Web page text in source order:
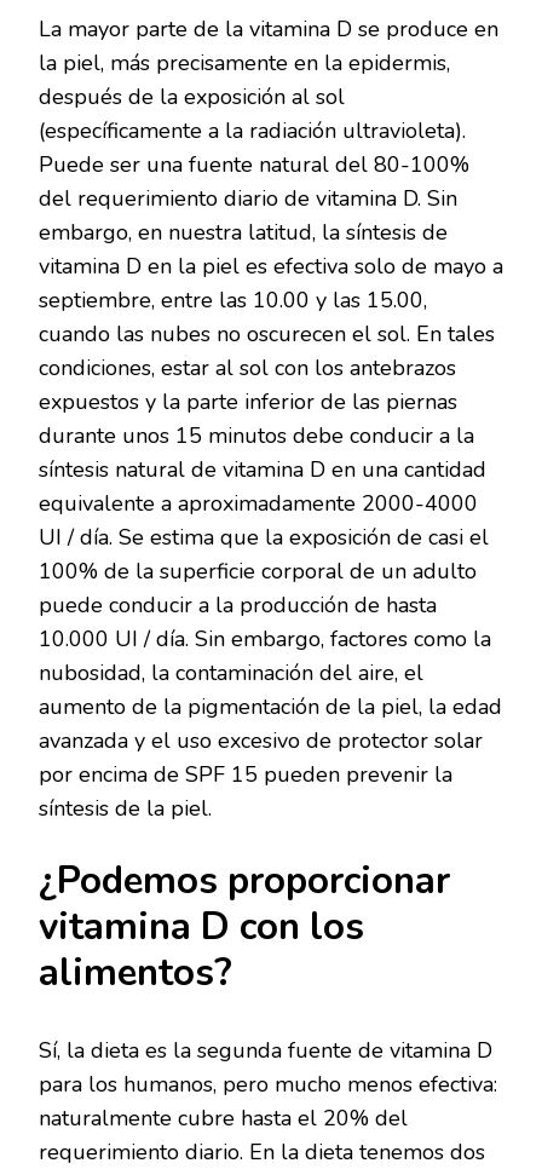
La mayor parte de la vitamina D se produce en
la piel, más precisamente en la epidermis,
después de la exposición al sol
(específicamente a la radiación ultravioleta).
Puede ser una fuente natural del 80-100%
del requerimiento diario de vitamina D. Sin
embargo, en nuestra latitud, la síntesis de
vitamina D en la piel es efectiva solo de mayo a
septiembre, entre las 10.00 y las 15.00,
cuando las nubes no oscurecen el sol. En tales
condiciones, estar al sol con los antebrazos
expuestos y la parte inferior de las piernas
durante unos 15 minutos debe conducir a la
síntesis natural de vitamina D en una cantidad
equivalente a aproximadamente 2000-4000
UI / día. Se estima que la exposición de casi el
100% de la superficie corporal de un adulto
puede conducir a la producción de hasta
10.000 UI / día. Sin embargo, factores como la
nubosidad, la contaminación del aire, el
aumento de la pigmentación de la piel, la edad
avanzada y el uso excesivo de protector solar
por encima de SPF 15 pueden prevenir la
síntesis de la piel.
¿Podemos proporcionar
vitamina D con los
alimentos?
Sí, la dieta es la segunda fuente de vitamina D
para los humanos, pero mucho menos efectiva:
naturalmente cubre hasta el 20% del
requerimiento diario. En la dieta tenemos dos